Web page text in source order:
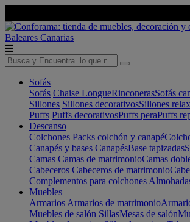
Baleares Canarias
Sofás
Sofás Chaise LongueRinconerasSofás
Sillones Sillones decorativosSillones relax
Puffs Puffs decorativosPuffs peraPuffs
Descanso
Colchones Packs colchón y canapé
Canapés y bases CanapésBase tapizadas
Camas Camas de matrimonioCamas
Cabeceros Cabeceros de matrimonio
Complementos para colchones
Muebles
Armarios Armarios de matrimonio
Muebles de salón SillasMesas de salón